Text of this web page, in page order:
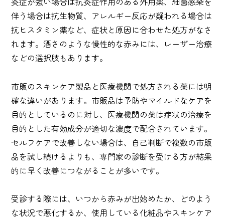
伴う場合は抗生物質、アレルギー反応が疑われる場合は
抗ヒスタミン薬など、症状と原因に合わせた処方がなさ
れます。酒さのような慢性的な赤みには、レーザー治療
などの選択肢もあります。
市販のスキンケア製品と医療機関で処方される薬には明
確な違いがあります。市販品は予防やマイルドなケアを
目的としているのに対し、医療機関の薬は症状の治療を
目的とした有効成分が適切な濃度で配合されています。
セルフケアで改善しない場合は、自己判断で複数の市販
品を試し続けるよりも、専門家の診断を受ける方が結果
的に早く改善につながることが多いです。
受診する際には、いつから赤みが出始めたか、どのよう
な状況で悪化するか、使用している化粧品やスキンケア